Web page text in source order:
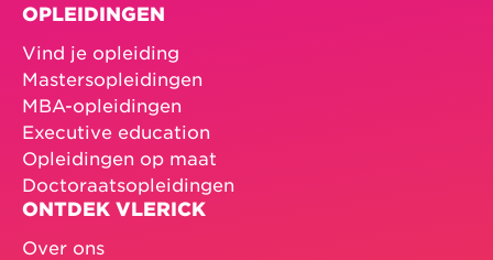
OPLEIDINGEN
Vind je opleiding
Mastersopleidingen
MBA-opleidingen
Executive education
Opleidingen op maat
Doctoraatsopleidingen
ONTDEK VLERICK
Over ons